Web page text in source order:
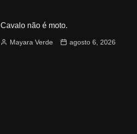
Cavalo não é moto.
Mayara Verde agosto 6, 2026